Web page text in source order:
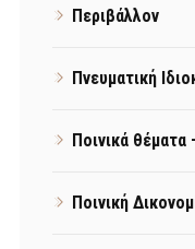
Περιβάλλον
Πνευματική
Ποινικά θέματα
Ποινική